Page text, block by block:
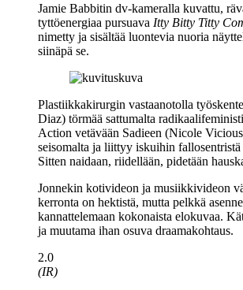
Jamie Babbitin dv‑kameralla kuvattu,
tyttöenergiaa pursuava Itty Bitty Titty
nimetty ja sisältää luontevia nuoria
siinäpä se.
Plastiikkakirurgin vastaanotolla
Diaz) törmää sattumalta
Action vetävään Sadieen (Nicole Vicious
seisomalta ja liittyy iskuihin fallosentristä
Sitten naidaan, riidellään, pidetään
Jonnekin kotivideon ja musiikkivideon
kerronta on hektistä, mutta pelkkä
kannattelemaan kokonaista elokuvaa.
ja muutama ihan osuva draamakohtaus.
2.0
(IR)